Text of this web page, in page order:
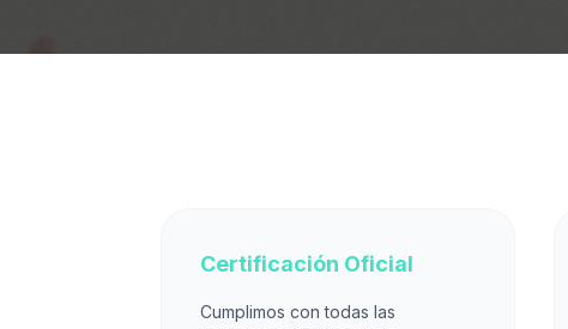
Certificación Oficial
Cumplimos con todas las